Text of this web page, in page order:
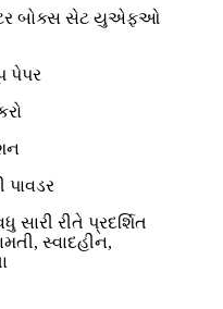
પેપર
પાવડર
સારી રીતે પ્રદર્શિત
સ્વાદહીન,